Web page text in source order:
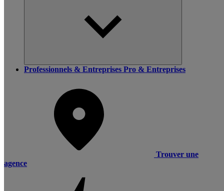
Professionnels & Entreprises Pro & Entreprises
Trouver une
agence